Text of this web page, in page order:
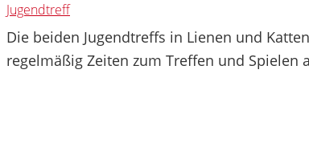
Jugendtreff
Die beiden Jugendtreffs in Lienen und
regelmäßig Zeiten zum Treffen und Spielen